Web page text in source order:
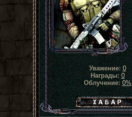
Уважение:0
Награды: 0
Облучение:0%
Хабар сталкера